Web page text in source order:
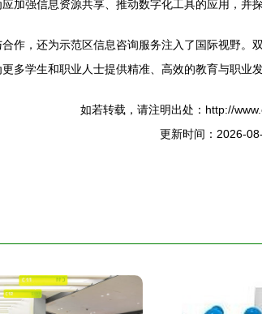
加强信息资源共享、推动数字化工具的应用，并
作，还为示范区信息咨询服务注入了国际视野
多学生和职业人士提供精准、高效的教育与职业
如若转载，请注明出处：http://
更新时间：2026-